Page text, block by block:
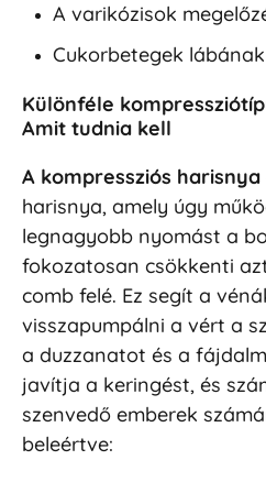
A varikózisok
Cukorbetegek
Különféle
Amit tudnia kell
A kompressziós harisnya
harisnya, amely úgy
legnagyobb nyomást a
fokozatosan csökkenti
comb felé. Ez segít a
visszapumpálni a vért a
a duzzanatot és a
javítja a keringést, és
szenvedő emberek
beleértve: